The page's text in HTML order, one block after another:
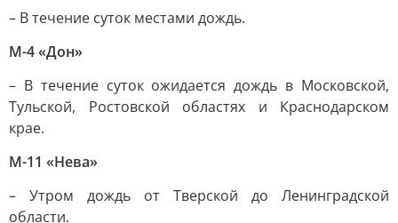
– В течение суток местами дождь.
М-4 «Дон»
– В течение суток ожидается дождь в Московской,
Тульской, Ростовской областях и Краснодарском
крае.
М-11 «Нева»
– Утром дождь от Тверской до Ленинградской
области.